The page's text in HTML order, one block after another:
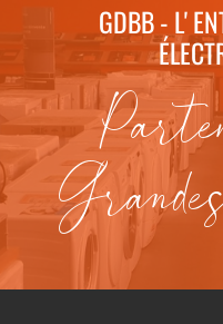
GDBB - L'